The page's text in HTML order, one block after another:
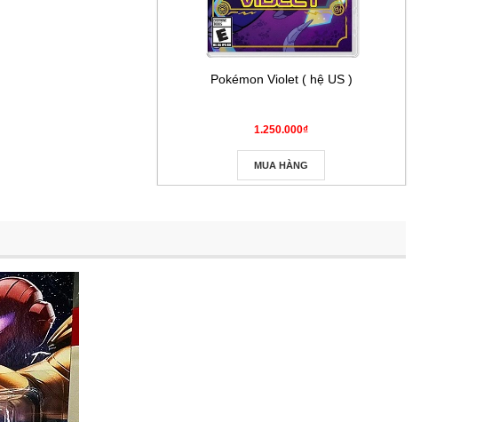
Pokémon Violet ( hệ US )
1.250.000₫
MUA HÀNG